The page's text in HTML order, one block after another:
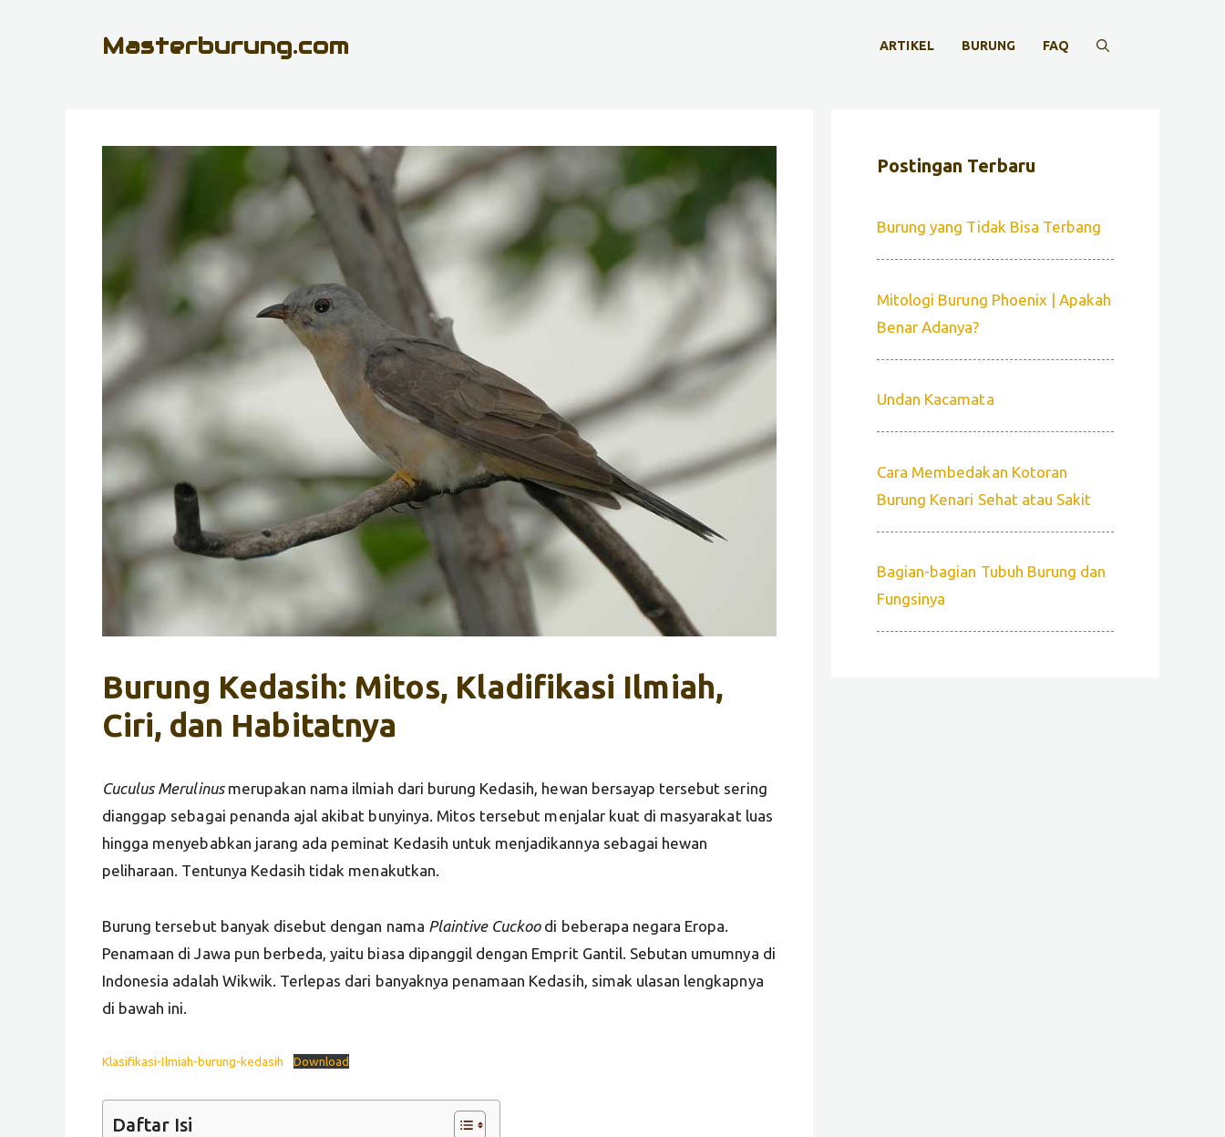
Masterburung.com ARTIKEL BURUNG FAQ
Burung Kedasih: Mitos, Kladifikasi Ilmiah,
Ciri, dan Habitatnya
Cuculus Merulinusmerupakan nama ilmiah dari burung Kedasih, hewan bersayap tersebut sering
dianggap sebagai penanda ajal akibat bunyinya. Mitos tersebut menjalar kuat di masyarakat luas
hingga menyebabkan jarang ada peminat Kedasih untuk menjadikannya sebagai hewan
peliharaan. Tentunya Kedasih tidak menakutkan.
Burung tersebut banyak disebut dengan nama Plaintive Cuckoo di beberapa negara Eropa.
Penamaan di Jawa pun berbeda, yaitu biasa dipanggil dengan Emprit Gantil. Sebutan umumnya di
Indonesia adalah Wikwik. Terlepas dari banyaknya penamaan Kedasih, simak ulasan lengkapnya
di bawah ini.
Klasifikasi-Ilmiah-burung-kedasih Download
Daftar Isi
Postingan Terbaru
Burung yang Tidak Bisa Terbang
Mitologi Burung Phoenix | Apakah
Benar Adanya?
Undan Kacamata
Cara Membedakan Kotoran
Burung Kenari Sehat atau Sakit
Bagian-bagian Tubuh Burung dan
Fungsinya